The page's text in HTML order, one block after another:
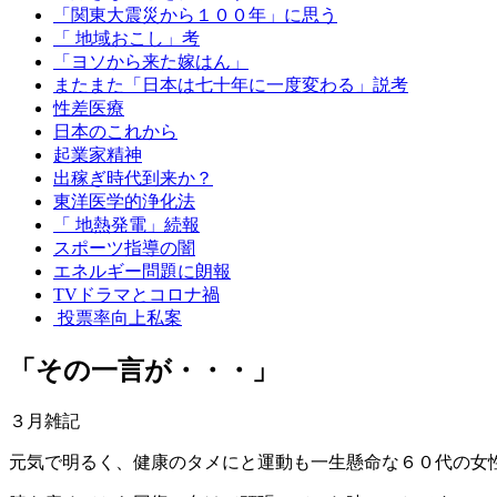
「関東大震災から１００年」に思う
「 地域おこし」考
「ヨソから来た嫁はん」
またまた「日本は七十年に一度変わる」説考
性差医療
日本のこれから
起業家精神
出稼ぎ時代到来か？
東洋医学的浄化法
「 地熱発電」続報
スポーツ指導の闇
エネルギー問題に朗報
TVドラマとコロナ禍
投票率向上私案
「その一言が・・・」
３月雑記
元気で明るく、健康のタメにと運動も一生懸命な６０代の女